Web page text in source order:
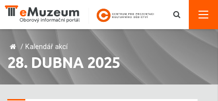
/ Kalendář akcí
28. DUBNA 2025